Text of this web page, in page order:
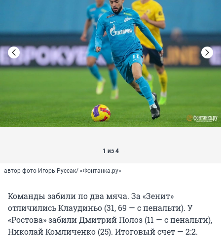
1 из 4
автор фото Игорь Руссак/ «Фонтанка.ру»
Команды забили по два мяча. За «Зенит»
отличились Клаудиньо (31, 69 — с пенальти). У
«Ростова» забили Дмитрий Полоз (11 — с пенальти),
Николай Комличенко (25). Итоговый счет — 2:2.